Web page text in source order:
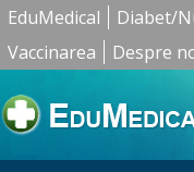
EduMedical Diabet/
Vaccinarea
Despre